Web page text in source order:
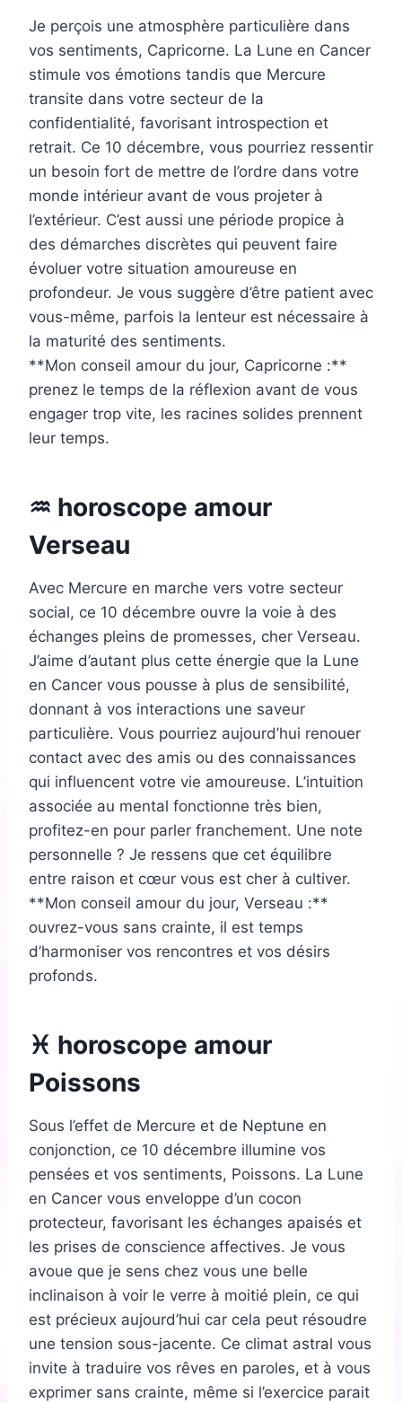
Je perçois une atmosphère particulière dans
vos sentiments, Capricorne. La Lune en Cancer
stimule vos émotions tandis que Mercure
transite dans votre secteur de la
confidentialité, favorisant introspection et
retrait. Ce 10 décembre, vous pourriez ressentir
un besoin fort de mettre de l’ordre dans votre
monde intérieur avant de vous projeter à
l’extérieur. C’est aussi une période propice à
des démarches discrètes qui peuvent faire
évoluer votre situation amoureuse en
profondeur. Je vous suggère d’être patient avec
vous-même, parfois la lenteur est nécessaire à
la maturité des sentiments.
**Mon conseil amour du jour, Capricorne :**
prenez le temps de la réflexion avant de vous
engager trop vite, les racines solides prennent
leur temps.
♒ horoscope amour
Verseau
Avec Mercure en marche vers votre secteur
social, ce 10 décembre ouvre la voie à des
échanges pleins de promesses, cher Verseau.
J’aime d’autant plus cette énergie que la Lune
en Cancer vous pousse à plus de sensibilité,
donnant à vos interactions une saveur
particulière. Vous pourriez aujourd’hui renouer
contact avec des amis ou des connaissances
qui influencent votre vie amoureuse. L’intuition
associée au mental fonctionne très bien,
profitez-en pour parler franchement. Une note
personnelle ? Je ressens que cet équilibre
entre raison et cœur vous est cher à cultiver.
**Mon conseil amour du jour, Verseau :**
ouvrez-vous sans crainte, il est temps
d’harmoniser vos rencontres et vos désirs
profonds.
♓ horoscope amour
Poissons
Sous l’effet de Mercure et de Neptune en
conjonction, ce 10 décembre illumine vos
pensées et vos sentiments, Poissons. La Lune
en Cancer vous enveloppe d’un cocon
protecteur, favorisant les échanges apaisés et
les prises de conscience affectives. Je vous
avoue que je sens chez vous une belle
inclinaison à voir le verre à moitié plein, ce qui
est précieux aujourd’hui car cela peut résoudre
une tension sous-jacente. Ce climat astral vous
invite à traduire vos rêves en paroles, et à vous
exprimer sans crainte, même si l’exercice parait